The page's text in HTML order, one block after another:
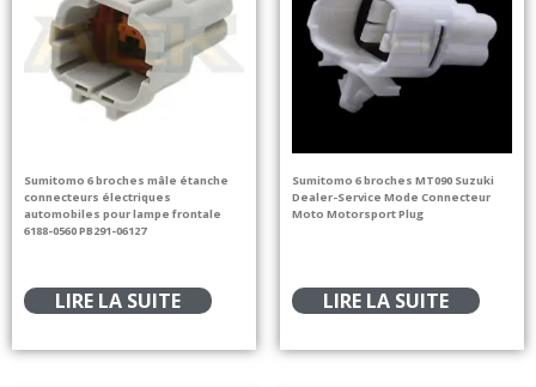
Sumitomo 6 broches mâle étanche
connecteurs électriques
automobiles pour lampe frontale
6188-0560 PB291-06127
LIRE LA SUITE
Sumitomo 6 broches MT090 Suzuki
Dealer-Service Mode Connecteur
Moto Motorsport Plug
LIRE LA SUITE